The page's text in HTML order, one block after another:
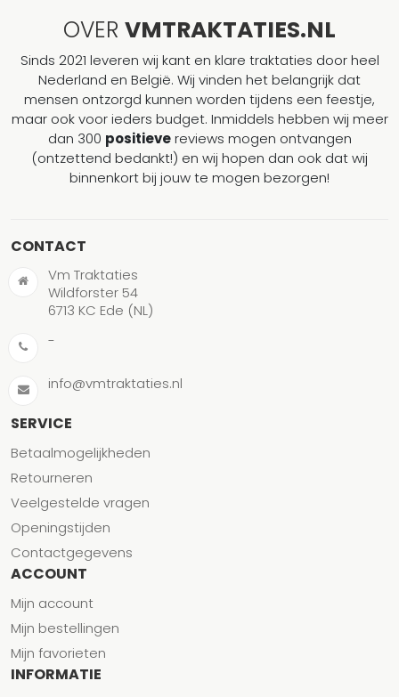
OVER VMTRAKTATIES.NL
Sinds 2021 leveren wij kant en klare traktaties door heel
Nederland en België. Wij vinden het belangrijk dat
mensen ontzorgd kunnen worden tijdens een feestje,
maar ook voor ieders budget. Inmiddels hebben wij meer
dan 300 positievereviews mogen ontvangen
(ontzettend bedankt!) en wij hopen dan ook dat wij
binnenkort bij jouw te mogen bezorgen!
CONTACT
Vm Traktaties
Wildforster 54
6713 KC Ede (NL)
-
info@vmtraktaties.nl
SERVICE
Betaalmogelijkheden
Retourneren
Veelgestelde vragen
Openingstijden
Contactgegevens
ACCOUNT
Mijn account
Mijn bestellingen
Mijn favorieten
INFORMATIE